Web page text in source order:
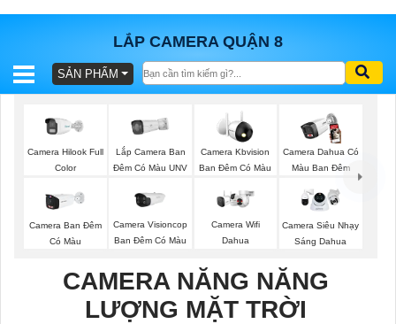
LẮP CAMERA QUẬN 8
BÁO
TRỌN
GÓI
SẢN
SẢN PHẨM
Camera Hilook Full
Color
Lắp Camera Ban
Đêm Có Màu UNV
Camera Kbvision
Ban Đêm Có Màu
Camera Dahua Có
Màu Ban Đêm
Camera Ban Đêm
Có Màu
Camera Visioncop
Ban Đêm Có Màu
Camera Wifi
Dahua
Camera Siêu Nhạy
Sáng Dahua
CAMERA NĂNG NĂNG
LƯỢNG MẶT TRỜI